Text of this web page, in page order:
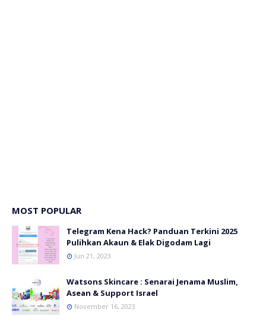
MOST POPULAR
Telegram Kena Hack? Panduan Terkini 2025
Pulihkan Akaun & Elak Digodam Lagi
Jun 21, 2023
Watsons Skincare : Senarai Jenama Muslim,
Asean & Support Israel
November 16, 2023